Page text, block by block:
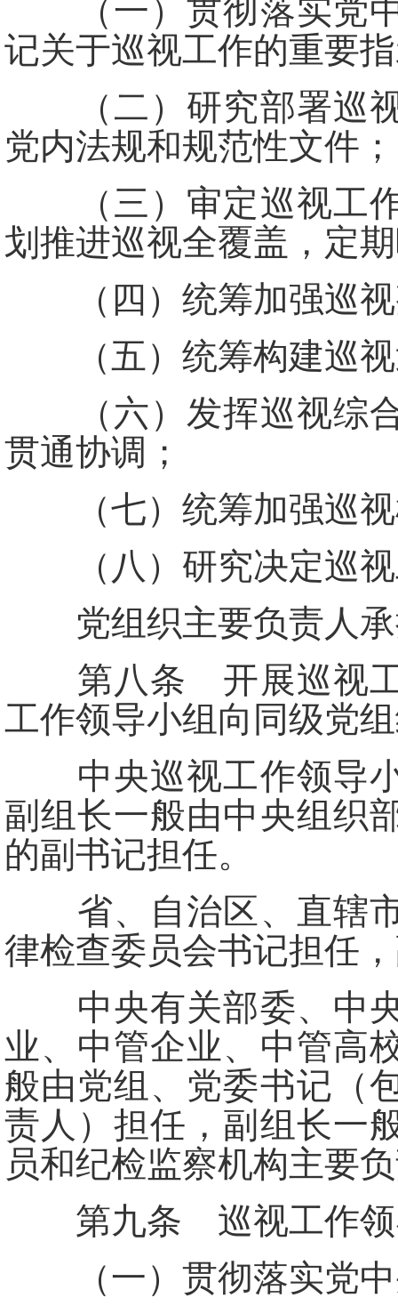
（一）贯彻落实党中
记关于巡视工作的重要
（二）研究部署巡视
党内法规和规范性文件；
（三）审定巡视工作
划推进巡视全覆盖，定
（四）统筹加强巡视
（五）统筹构建巡视
（六）发挥巡视综合
贯通协调；
（七）统筹加强巡视
（八）研究决定巡视
党组织主要负责人承
第八条 开展巡视工
工作领导小组向同级党
中央巡视工作领导小
副组长一般由中央组织
的副书记担任。
省、自治区、直辖市
律检查委员会书记担任
中央有关部委、中央
业、中管企业、中管高
般由党组、党委书记（
责人）担任，副组长一
员和纪检监察机构主要
第九条 巡视工作领
（一）贯彻落实党中